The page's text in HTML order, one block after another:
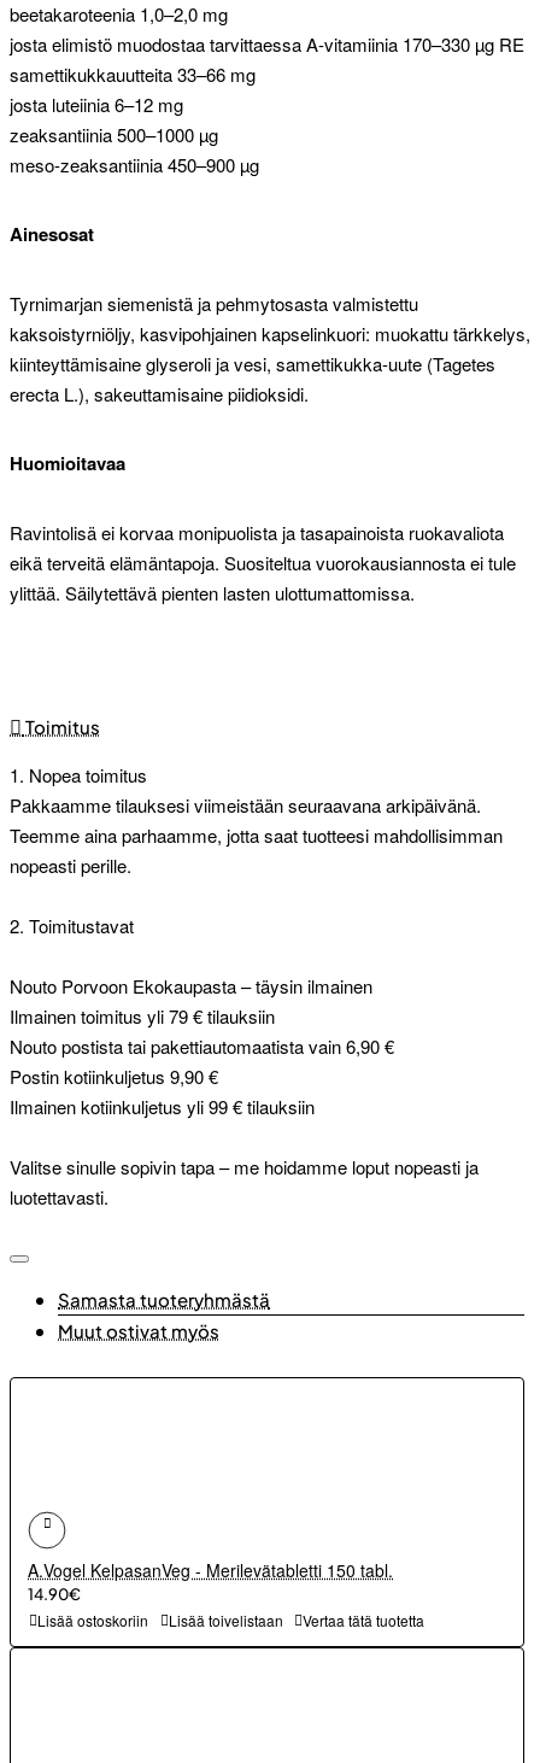
beetakaroteenia 1,0–2,0 mg
josta elimistö muodostaa tarvittaessa A-vitamiinia 170–330 µg RE
samettikukkauutteita 33–66 mg
josta luteiinia 6–12 mg
zeaksantiinia 500–1000 µg
meso-zeaksantiinia 450–900 µg
Ainesosat
Tyrnimarjan siemenistä ja pehmytosasta valmistettu
kaksoistyrniöljy, kasvipohjainen kapselinkuori: muokattu tärkkelys,
kiinteyttämisaine glyseroli ja vesi, samettikukka-uute (Tagetes
erecta L.), sakeuttamisaine piidioksidi.
Huomioitavaa
Ravintolisä ei korvaa monipuolista ja tasapainoista ruokavaliota
eikä terveitä elämäntapoja. Suositeltua vuorokausiannosta ei tule
ylittää. Säilytettävä pienten lasten ulottumattomissa.
Toimitus
1. Nopea toimitus
Pakkaamme tilauksesi viimeistään seuraavana arkipäivänä.
Teemme aina parhaamme, jotta saat tuotteesi mahdollisimman
nopeasti perille.
2. Toimitustavat
Nouto Porvoon Ekokaupasta – täysin ilmainen
Ilmainen toimitus yli 79 € tilauksiin
Nouto postista tai pakettiautomaatista vain 6,90 €
Postin kotiinkuljetus 9,90 €
Ilmainen kotiinkuljetus yli 99 € tilauksiin
Valitse sinulle sopivin tapa – me hoidamme loput nopeasti ja
luotettavasti.
Samasta tuoteryhmästä
Muut ostivat myös
A.Vogel KelpasanVeg - Merilevätabletti 150 tabl.
14.90€
Lisää ostoskoriin Lisää toivelistaan Vertaa tätä tuotetta